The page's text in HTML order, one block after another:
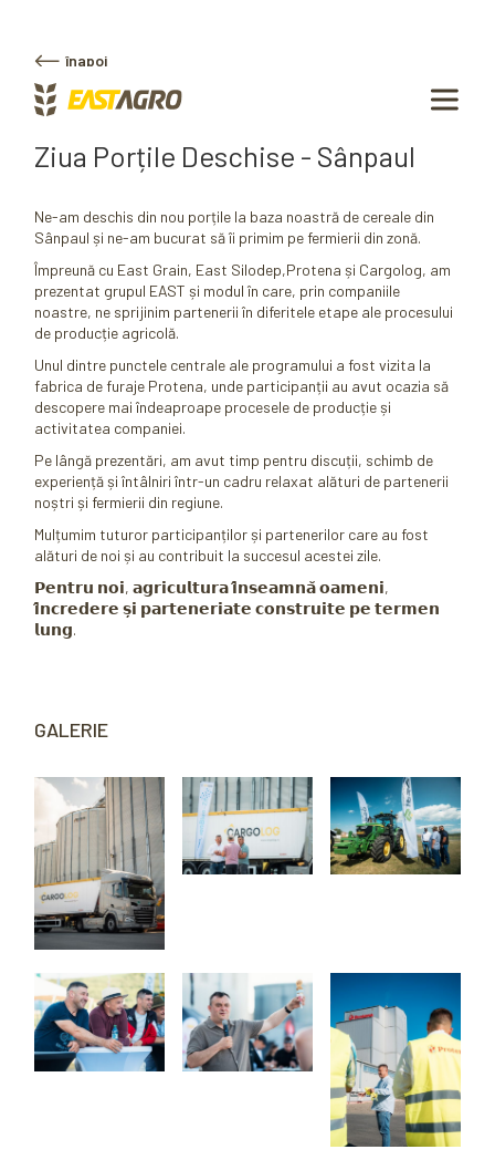
înapoi
Ziua Porțile Deschise - Sânpaul
Ne-am deschis din nou porțile la baza noastră de cereale din
Sânpaul și ne-am bucurat să îi primim pe fermierii din zonă.
Împreună cu East Grain, East Silodep,Protena și Cargolog, am
prezentat grupul EAST și modul în care, prin companiile
noastre, ne sprijinim partenerii în diferitele etape ale procesului
de producție agricolă.
Unul dintre punctele centrale ale programului a fost vizita la
fabrica de furaje Protena, unde participanții au avut ocazia să
descopere mai îndeaproape procesele de producție și
activitatea companiei.
Pe lângă prezentări, am avut timp pentru discuții, schimb de
experiență și întâlniri într-un cadru relaxat alături de partenerii
noștri și fermierii din regiune.
Mulțumim tuturor participanților și partenerilor care au fost
alături de noi și au contribuit la succesul acestei zile.
𝗣𝗲𝗻𝘁𝗿𝘂 𝗻𝗼𝗶, 𝗮𝗴𝗿𝗶𝗰𝘂𝗹𝘁𝘂𝗿𝗮 𝗶̂𝗻𝘀𝗲𝗮𝗺𝗻𝗮̆ 𝗼𝗮𝗺𝗲𝗻𝗶,
𝗶̂𝗻𝗰𝗿𝗲𝗱𝗲𝗿𝗲 𝘀̦𝗶 𝗽𝗮𝗿𝘁𝗲𝗻𝗲𝗿𝗶𝗮𝘁𝗲 𝗰𝗼𝗻𝘀𝘁𝗿𝘂𝗶𝘁𝗲 𝗽𝗲 𝘁𝗲𝗿𝗺𝗲𝗻
𝗹𝘂𝗻𝗴.
GALERIE